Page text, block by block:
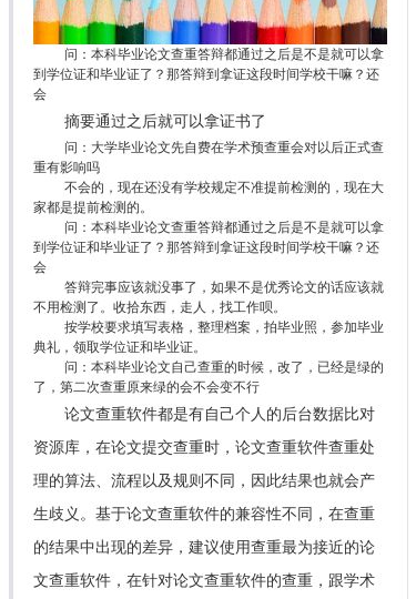
问：本科毕业论文查重答辩都通过之后是不是就可以拿
到学位证和毕业证了？那答辩到拿证这段时间学校干嘛？还
会
摘要通过之后就可以拿证书了
问：大学毕业论文先自费在学术预查重会对以后正式查
重有影响吗
不会的，现在还没有学校规定不准提前检测的，现在大
家都是提前检测的。
问：本科毕业论文查重答辩都通过之后是不是就可以拿
到学位证和毕业证了？那答辩到拿证这段时间学校干嘛？还
会
答辩完事应该就没事了，如果不是优秀论文的话应该就
不用检测了。收拾东西，走人，找工作呗。
按学校要求填写表格，整理档案，拍毕业照，参加毕业
典礼，领取学位证和毕业证。
问：本科毕业论文自己查重的时候，改了，已经是绿的
了，第二次查重原来绿的会不会变不行
论文查重软件都是有自己个人的后台数据比对
资源库，在论文提交查重时，论文查重软件查重处
理的算法、流程以及规则不同，因此结果也就会产
生歧义。基于论文查重软件的兼容性不同，在查重
的结果中出现的差异，建议使用查重最为接近的论
文查重软件，在针对论文查重软件的查重，跟学术